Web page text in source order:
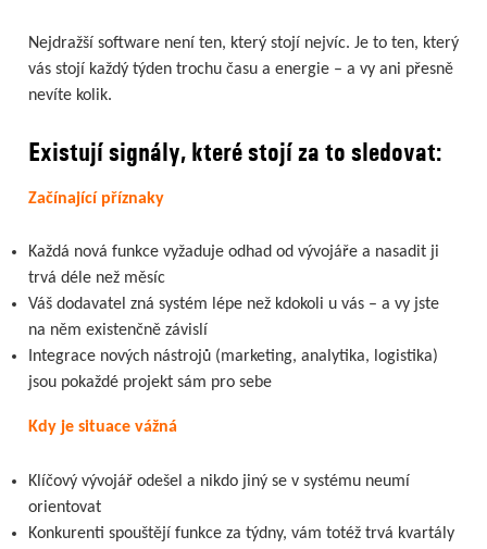
Nejdražší software není ten, který stojí nejvíc. Je to ten, který
vás stojí každý týden trochu času a energie – a vy ani přesně
nevíte kolik.
Existují signály, které stojí za to sledovat:
Začínající příznaky
Každá nová funkce vyžaduje odhad od vývojáře a nasadit ji
trvá déle než měsíc
Váš dodavatel zná systém lépe než kdokoli u vás – a vy jste
na něm existenčně závislí
Integrace nových nástrojů (marketing, analytika, logistika)
jsou pokaždé projekt sám pro sebe
Kdy je situace vážná
Klíčový vývojář odešel a nikdo jiný se v systému neumí
orientovat
Konkurenti spouštějí funkce za týdny, vám totéž trvá kvartály